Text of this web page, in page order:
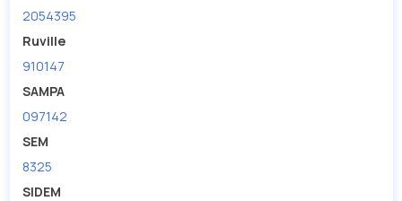
2054395
Ruville
910147
SAMPA
097142
SEM
8325
SIDEM